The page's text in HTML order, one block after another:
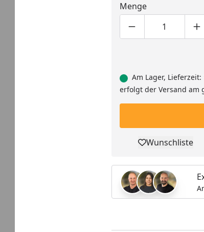
Menge
Produktmenge
Am Lager,
erfolgt der Versand am
Produkt
Wunschliste